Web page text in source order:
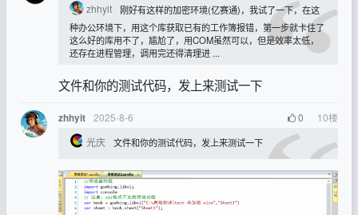
zhhyit
刚好有这样的加密环境(亿赛通)，我试了一下，在这
种办公环境下，用这个库获取已有的工作簿报错，第一步就卡住了
这么好的库用不了，尴尬了，用COM虽然可以，但是效率太低，
还存在进程管理，调用完还得清理进 ...
文件和你的测试代码，发上来测试一下
zhhyit 2025-8-6 0 10楼
光庆
文件和你的测试代码，发上来测试一下